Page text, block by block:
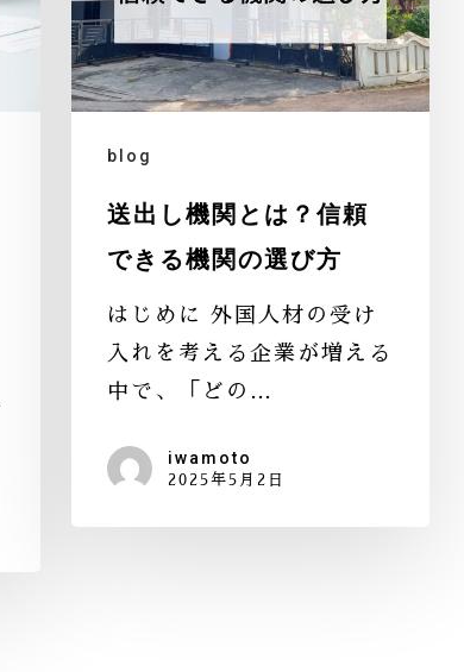
blog
送出し機関とは？信頼
できる機関の選び方
はじめに 外国人材の受け
入れを考える企業が増える
中で、「どの…
iwamoto
2025年5月2日